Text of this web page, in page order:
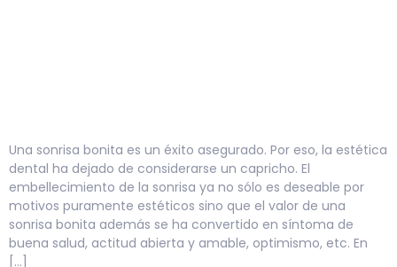
Una sonrisa bonita es un éxito asegurado. Por eso, la estética
dental ha dejado de considerarse un capricho. El
embellecimiento de la sonrisa ya no sólo es deseable por
motivos puramente estéticos sino que el valor de una
sonrisa bonita además se ha convertido en síntoma de
buena salud, actitud abierta y amable, optimismo, etc. En
[…]